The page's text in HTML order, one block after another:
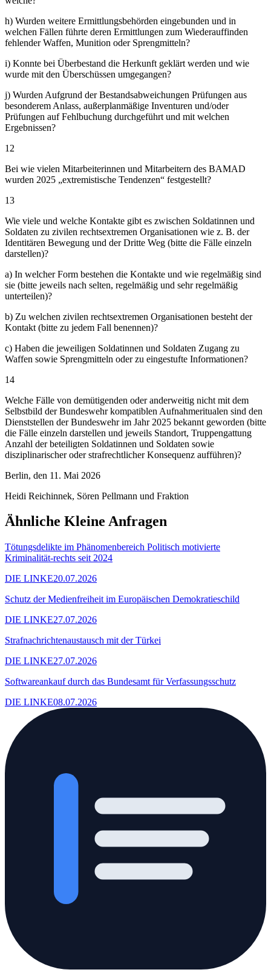
h) Wurden weitere Ermittlungsbehörden eingebunden und in
welchen Fällen führte deren Ermittlungen zum Wiederauffinden
fehlender Waffen, Munition oder Sprengmitteln?
i) Konnte bei Überbestand die Herkunft geklärt werden und wie
wurde mit den Überschüssen umgegangen?
j) Wurden Aufgrund der Bestandsabweichungen Prüfungen aus
besonderem Anlass, außerplanmäßige Inventuren und/oder
Prüfungen auf Fehlbuchung durchgeführt und mit welchen
Ergebnissen?
12
Bei wie vielen Mitarbeiterinnen und Mitarbeitern des BAMAD
wurden 2025 „extremistische Tendenzen“ festgestellt?
13
Wie viele und welche Kontakte gibt es zwischen Soldatinnen und
Soldaten zu zivilen rechtsextremen Organisationen wie z. B. der
Identitären Bewegung und der Dritte Weg (bitte die Fälle einzeln
darstellen)?
a) In welcher Form bestehen die Kontakte und wie regelmäßig sind
sie (bitte jeweils nach selten, regelmäßig und sehr regelmäßig
unterteilen)?
b) Zu welchen zivilen rechtsextremen Organisationen besteht der
Kontakt (bitte zu jedem Fall benennen)?
c) Haben die jeweiligen Soldatinnen und Soldaten Zugang zu
Waffen sowie Sprengmitteln oder zu eingestufte Informationen?
14
Welche Fälle von demütigenden oder anderweitig nicht mit dem
Selbstbild der Bundeswehr kompatiblen Aufnahmeritualen sind den
Dienststellen der Bundeswehr im Jahr 2025 bekannt geworden (bitte
die Fälle einzeln darstellen und jeweils Standort, Truppengattung
Anzahl der beteiligten Soldatinnen und Soldaten sowie
disziplinarischer oder strafrechtlicher Konsequenz aufführen)?
Berlin, den 11. Mai 2026
Heidi Reichinnek, Sören Pellmann und Fraktion
Ähnliche Kleine Anfragen
Tötungsdelikte im Phänomenbereich Politisch motivierte
Kriminalität-rechts seit 2024
DIE LINKE20.07.2026
Schutz der Medienfreiheit im Europäischen Demokratieschild
DIE LINKE27.07.2026
Strafnachrichtenaustausch mit der Türkei
DIE LINKE27.07.2026
Softwareankauf durch das Bundesamt für Verfassungsschutz
DIE LINKE08.07.2026